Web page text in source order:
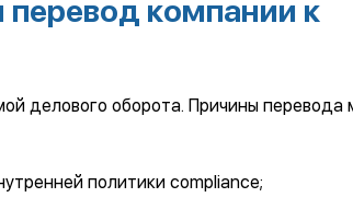
перевод компании к
делового оборота. Причины перевода
политики compliance;